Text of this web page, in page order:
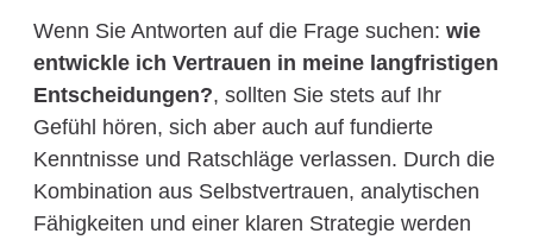
Wenn Sie Antworten auf die Frage suchen: wie
entwickle ich Vertrauen in meine langfristigen
Entscheidungen?, sollten Sie stets auf Ihr
Gefühl hören, sich aber auch auf fundierte
Kenntnisse und Ratschläge verlassen. Durch die
Kombination aus Selbstvertrauen, analytischen
Fähigkeiten und einer klaren Strategie werden